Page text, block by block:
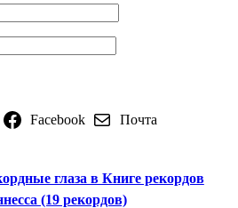
Facebook Почта
глаза в Книге рекордов
(19 рекордов)